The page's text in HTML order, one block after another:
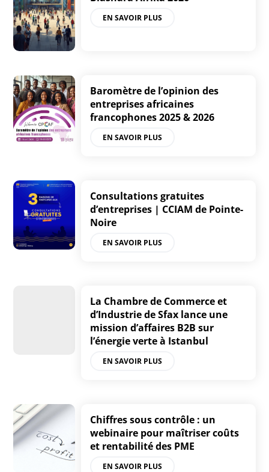
EN SAVOIR PLUS
Baromètre de l’opinion des
entreprises africaines
francophones 2025 & 2026
EN SAVOIR PLUS
Consultations gratuites
d’entreprises | CCIAM de Pointe-
Noire
EN SAVOIR PLUS
La Chambre de Commerce et
d’Industrie de Sfax lance une
mission d’affaires B2B sur
l’énergie verte à Istanbul
EN SAVOIR PLUS
Chiffres sous contrôle : un
webinaire pour maîtriser coûts
et rentabilité des PME
EN SAVOIR PLUS